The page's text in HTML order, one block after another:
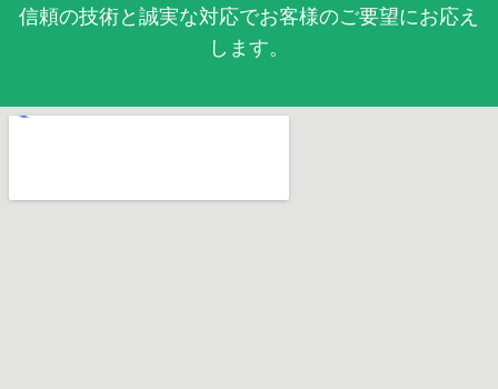
信頼の技術と誠実な対応でお客様のご要望にお応え
します。